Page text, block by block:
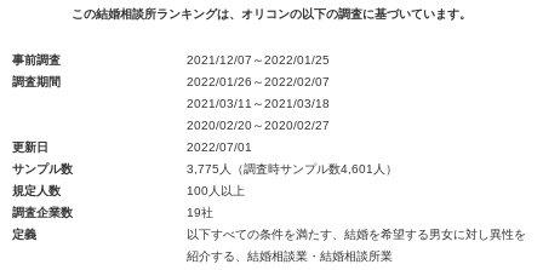
この結婚相談所ランキングは、オリコンの以下の調査に基づいています。
事前調査
2021/12/07～2022/01/25
調査期間
2022/01/26～2022/02/07
2021/03/11～2021/03/18
2020/02/20～2020/02/27
更新日
2022/07/01
サンプル数
3,775人（調査時サンプル数4,601人）
規定人数
100人以上
調査企業数
19社
定義
以下すべての条件を満たす、結婚を希望する男女に対し異性を
紹介する、結婚相談業・結婚相談所業